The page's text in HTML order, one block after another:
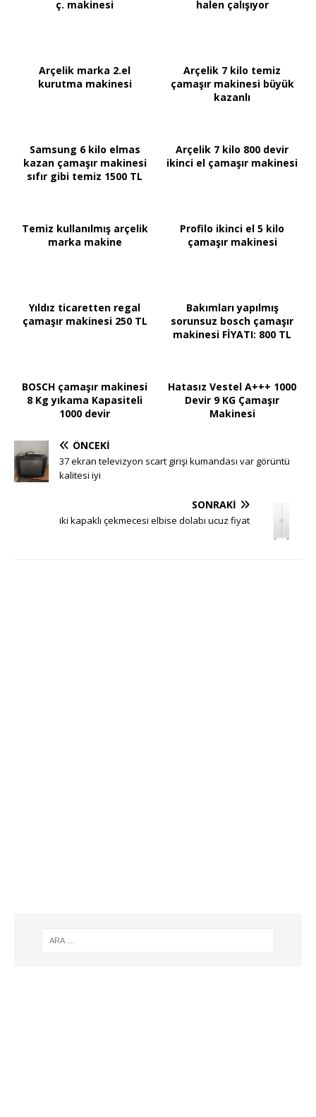
ç. makinesi
halen çalışıyor
Arçelik marka 2.el
kurutma makinesi
Arçelik 7 kilo temiz
çamaşır makinesi büyük
kazanlı
Samsung 6 kilo elmas
kazan çamaşır makinesi
sıfır gibi temiz 1500 TL
Arçelik 7 kilo 800 devir
ikinci el çamaşır makinesi
Temiz kullanılmış arçelik
marka makine
Profilo ikinci el 5 kilo
çamaşır makinesi
Yıldız ticaretten regal
çamaşır makinesi 250 TL
Bakımları yapılmış
sorunsuz bosch çamaşır
makinesi FİYATI: 800 TL
BOSCH çamaşır makinesi
8 Kg yıkama Kapasiteli
1000 devir
Hatasız Vestel A+++ 1000
Devir 9 KG Çamaşır
Makinesi
ÖNCEKI
37 ekran televizyon scart girişi kumandası var görüntü
kalitesi iyi
SONRAKI
iki kapaklı çekmecesi elbise dolabı ucuz fiyat